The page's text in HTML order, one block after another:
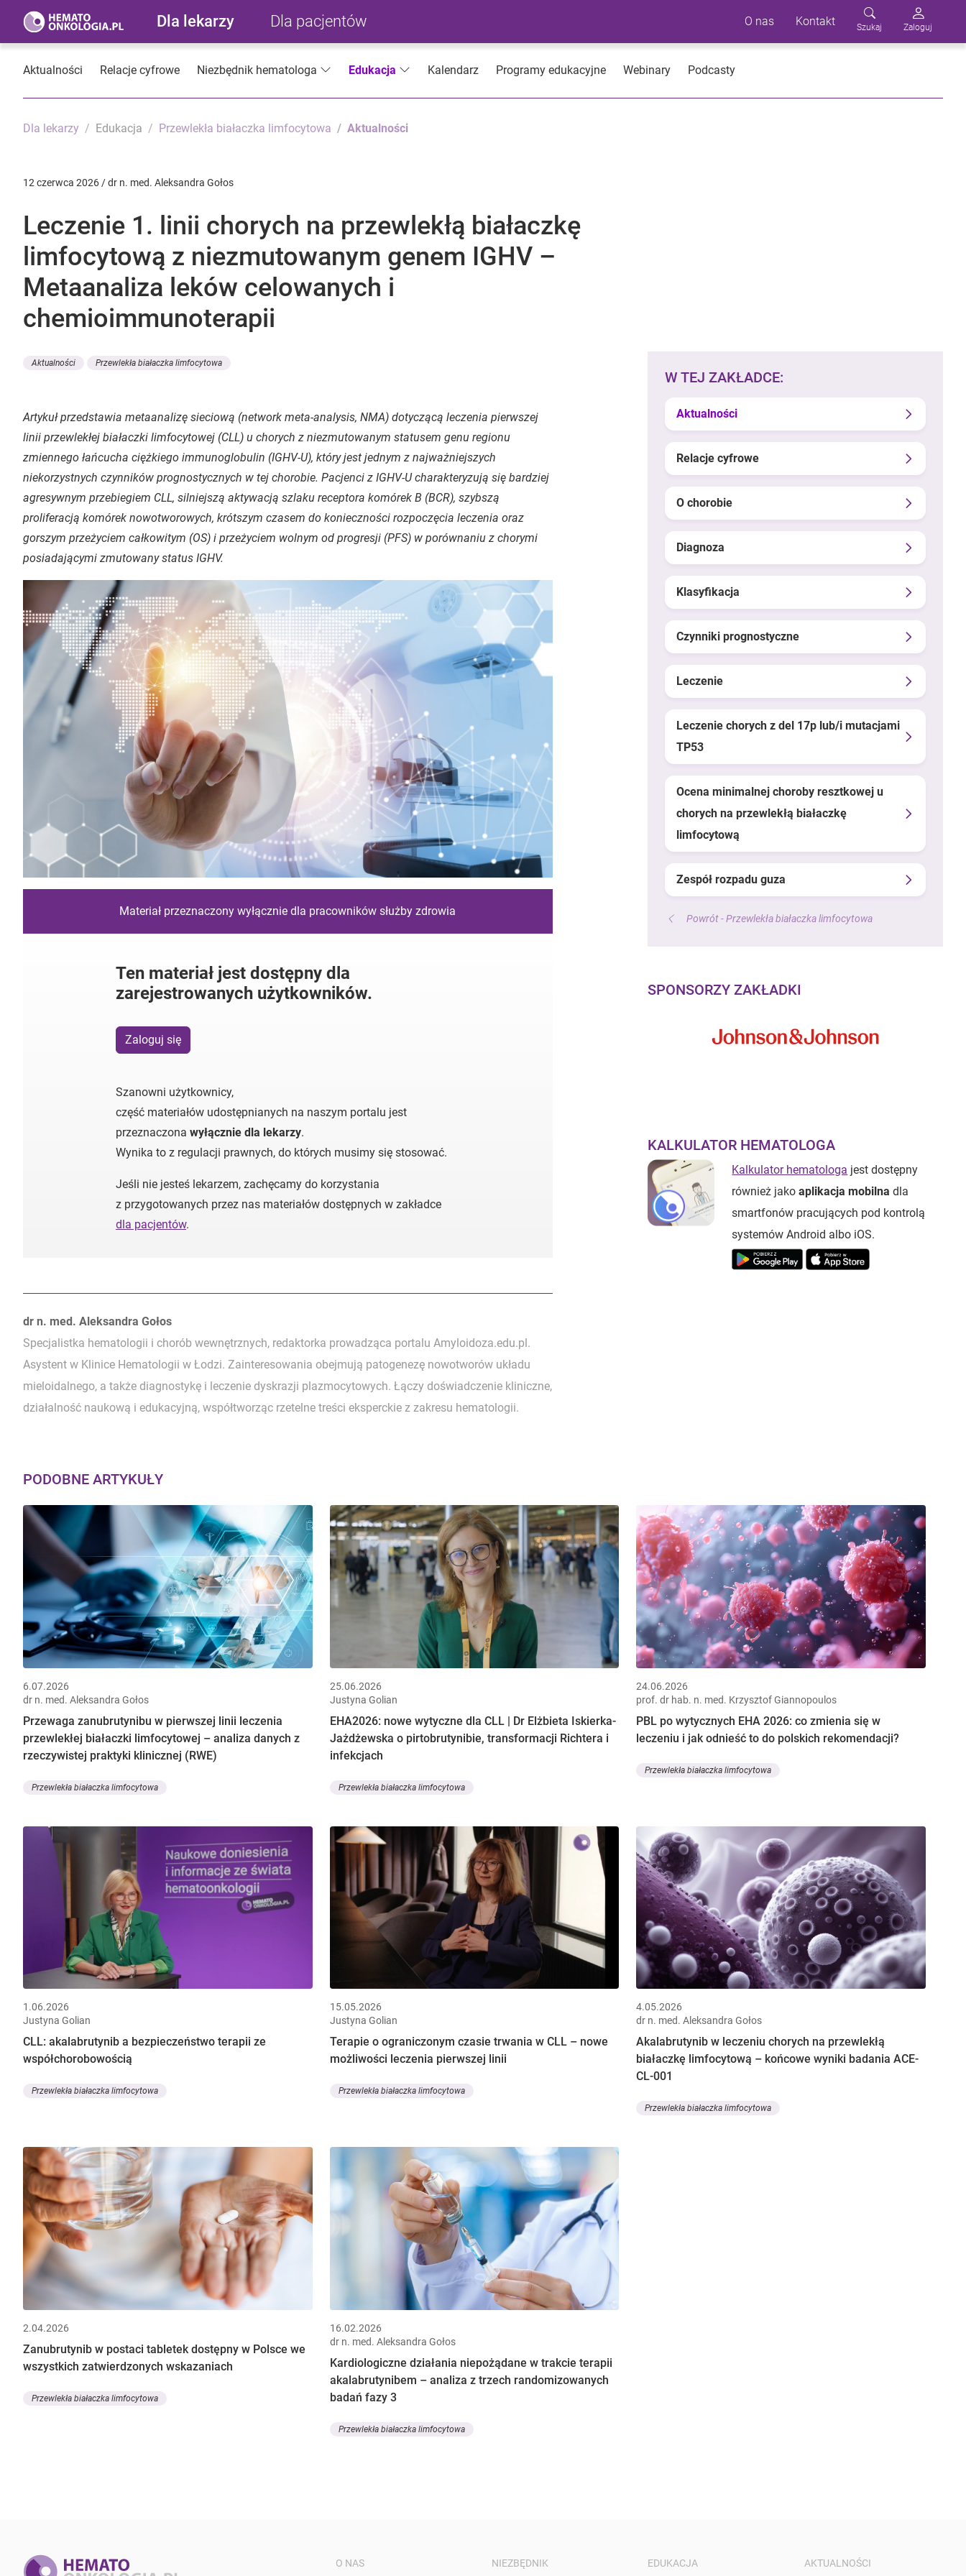
Dla lekarzy Dla pacjentów O nas Kontakt Szukaj Zaloguj
Aktualności Relacje cyfrowe Niezbędnik hematologa Edukacja Kalendarz Programy edukacyjne Webinary Podcasty
Dla lekarzy Edukacja Przewlekła białaczka limfocytowa Aktualności
12 czerwca 2026 / dr n. med. Aleksandra Gołos
Leczenie 1. linii chorych na przewlekłą białaczkę
limfocytową z niezmutowanym genem IGHV –
Metaanaliza leków celowanych i
chemioimmunoterapii
Aktualności Przewlekła białaczka limfocytowa
Artykuł przedstawia metaanalizę sieciową (network meta-analysis, NMA) dotyczącą leczenia pierwszej
linii przewlekłej białaczki limfocytowej (CLL) u chorych z niezmutowanym statusem genu regionu
zmiennego łańcucha ciężkiego immunoglobulin (IGHV-U), który jest jednym z najważniejszych
niekorzystnych czynników prognostycznych w tej chorobie. Pacjenci z IGHV-U charakteryzują się bardziej
agresywnym przebiegiem CLL, silniejszą aktywacją szlaku receptora komórek B (BCR), szybszą
proliferacją komórek nowotworowych, krótszym czasem do konieczności rozpoczęcia leczenia oraz
gorszym przeżyciem całkowitym (OS) i przeżyciem wolnym od progresji (PFS) w porównaniu z chorymi
posiadającymi zmutowany status IGHV.
Materiał przeznaczony wyłącznie dla pracowników służby zdrowia
Ten materiał jest dostępny dla
zarejestrowanych użytkowników.
Zaloguj się
Szanowni użytkownicy,
część materiałów udostępnianych na naszym portalu jest
przeznaczona wyłącznie dla lekarzy.
Wynika to z regulacji prawnych, do których musimy się stosować.
Jeśli nie jesteś lekarzem, zachęcamy do korzystania
z przygotowanych przez nas materiałów dostępnych w zakładce
dla pacjentów.
Autorzy:
dr n. med. Aleksandra Gołos
Specjalistka hematologii i chorób wewnętrznych, redaktorka prowadząca portalu Amyloidoza.edu.pl.
Asystent w Klinice Hematologii w Łodzi. Zainteresowania obejmują patogenezę nowotworów układu
mieloidalnego, a także diagnostykę i leczenie dyskrazji plazmocytowych. Łączy doświadczenie kliniczne,
działalność naukową i edukacyjną, współtworząc rzetelne treści eksperckie z zakresu hematologii.
W TEJ ZAKŁADCE:
Aktualności
Relacje cyfrowe
O chorobie
Diagnoza
Klasyfikacja
Czynniki prognostyczne
Leczenie
Leczenie chorych z del 17p lub/i mutacjami
TP53
Ocena minimalnej choroby resztkowej u
chorych na przewlekłą białaczkę
limfocytową
Zespół rozpadu guza
Powrót - Przewlekła białaczka limfocytowa
SPONSORZY ZAKŁADKI
KALKULATOR HEMATOLOGA
Kalkulator hematologa jest dostępny
również jakoaplikacja mobilna dla
smartfonów pracujących pod kontrolą
systemów Android albo iOS.
PODOBNE ARTYKUŁY
6.07.2026
dr n. med. Aleksandra Gołos
Przewaga zanubrutynibu w pierwszej linii leczenia
przewlekłej białaczki limfocytowej – analiza danych z
rzeczywistej praktyki klinicznej (RWE)
Przewlekła białaczka limfocytowa
25.06.2026
Justyna Golian
EHA2026: nowe wytyczne dla CLL | Dr Elżbieta Iskierka-
Jażdżewska o pirtobrutynibie, transformacji Richtera i
infekcjach
Przewlekła białaczka limfocytowa
24.06.2026
prof. dr hab. n. med. Krzysztof Giannopoulos
PBL po wytycznych EHA 2026: co zmienia się w
leczeniu i jak odnieść to do polskich rekomendacji?
Przewlekła białaczka limfocytowa
1.06.2026
Justyna Golian
CLL: akalabrutynib a bezpieczeństwo terapii ze
współchorobowością
Przewlekła białaczka limfocytowa
15.05.2026
Justyna Golian
Terapie o ograniczonym czasie trwania w CLL – nowe
możliwości leczenia pierwszej linii
Przewlekła białaczka limfocytowa
4.05.2026
dr n. med. Aleksandra Gołos
Akalabrutynib w leczeniu chorych na przewlekłą
białaczkę limfocytową – końcowe wyniki badania ACE-
CL-001
Przewlekła białaczka limfocytowa
2.04.2026
Zanubrutynib w postaci tabletek dostępny w Polsce we
wszystkich zatwierdzonych wskazaniach
Przewlekła białaczka limfocytowa
16.02.2026
dr n. med. Aleksandra Gołos
Kardiologiczne działania niepożądane w trakcie terapii
akalabrutynibem – analiza z trzech randomizowanych
badań fazy 3
Przewlekła białaczka limfocytowa
O NAS NIEZBĘDNIK EDUKACJA AKTUALNOŚCI